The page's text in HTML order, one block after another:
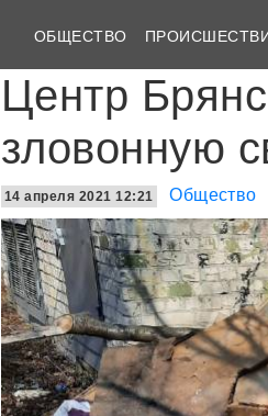
ОБЩЕСТВО
Центр
зловонную
14 апреля 2021 12:21 Общество